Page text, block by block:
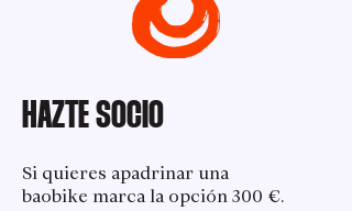
HAZTE SOCIO
Si quieres apadrinar una
baobike marca la opción 300 €.